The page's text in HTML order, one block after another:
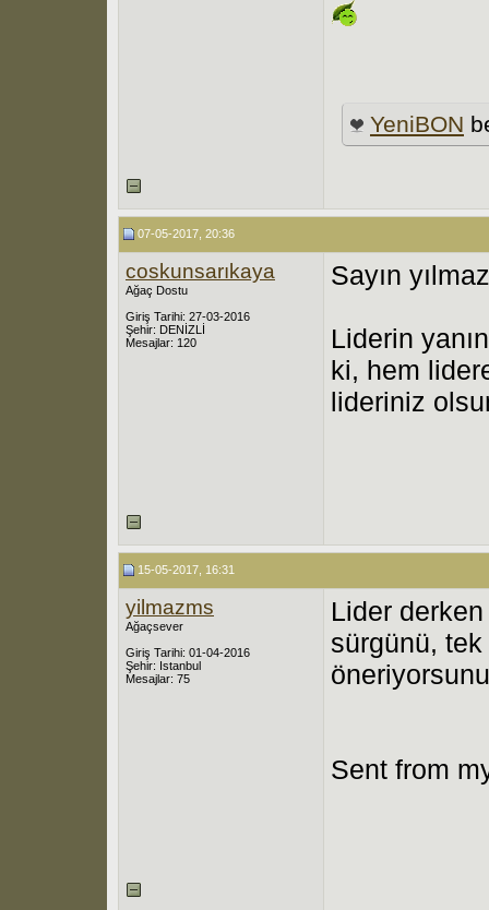
YeniBON
07-05-2017, 20:36
coskunsarıkaya
Ağaç Dostu
Giriş Tarihi: 27-03-2016
Şehir: DENİZLİ
Mesajlar: 120
Sayın
Liderin
ki, hem
lideriniz
15-05-2017, 16:31
yilmazms
Ağaçsever
Giriş Tarihi: 01-04-2016
Şehir: Istanbul
Mesajlar: 75
Lider
sürgünü, tek
Sent from